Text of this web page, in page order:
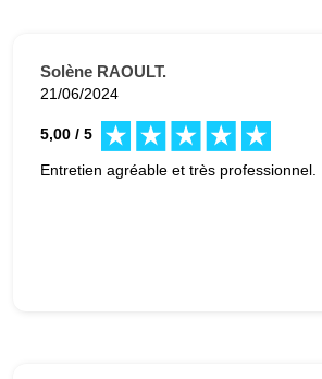
Solène RAOULT.
21/06/2024
5,00 / 5
Entretien agréable et très professionnel.